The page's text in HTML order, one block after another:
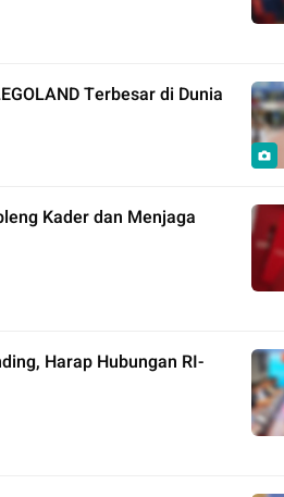
Terbesar di Dunia
Kader dan Menjaga
Harap Hubungan RI-